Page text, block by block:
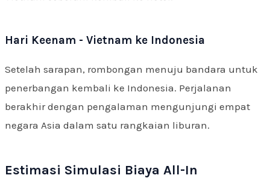
Hari Keenam - Vietnam ke Indonesia
Setelah sarapan, rombongan menuju bandara untuk
penerbangan kembali ke Indonesia. Perjalanan
berakhir dengan pengalaman mengunjungi empat
negara Asia dalam satu rangkaian liburan.
Estimasi Simulasi Biaya All-In